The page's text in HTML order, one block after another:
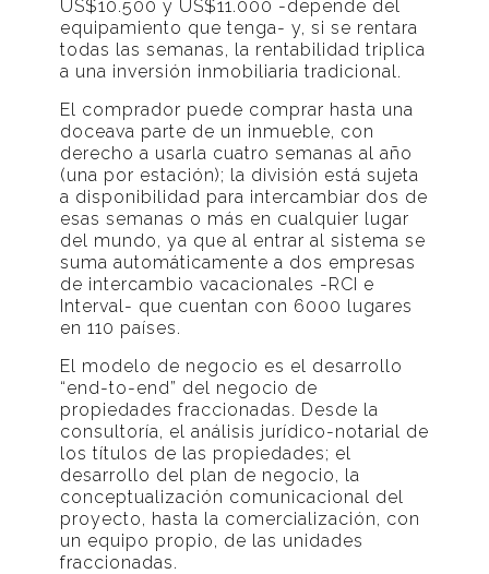
US$10.500 y US$11.000 -depende del
equipamiento que tenga- y, si se rentara
todas las semanas, la rentabilidad triplica
a una inversión inmobiliaria tradicional.
El comprador puede comprar hasta una
doceava parte de un inmueble, con
derecho a usarla cuatro semanas al año
(una por estación); la división está sujeta
a disponibilidad para intercambiar dos de
esas semanas o más en cualquier lugar
del mundo, ya que al entrar al sistema se
suma automáticamente a dos empresas
de intercambio vacacionales -RCI e
Interval- que cuentan con 6000 lugares
en 110 países.
El modelo de negocio es el desarrollo
“end-to-end” del negocio de
propiedades fraccionadas. Desde la
consultoría, el análisis jurídico-notarial de
los títulos de las propiedades; el
desarrollo del plan de negocio, la
conceptualización comunicacional del
proyecto, hasta la comercialización, con
un equipo propio, de las unidades
fraccionadas.